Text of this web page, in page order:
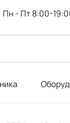
Пн - Пт 8:00-